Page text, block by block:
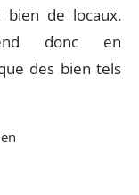
bien de locaux.
donc en
des bien tels